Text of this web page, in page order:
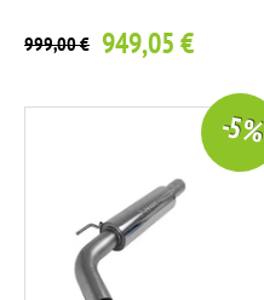
999,00 € 949,05 €
-5 %